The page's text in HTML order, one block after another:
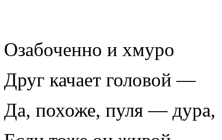
Озабоченно и хмуро
Друг качает головой —
Да, похоже, пуля — дура,